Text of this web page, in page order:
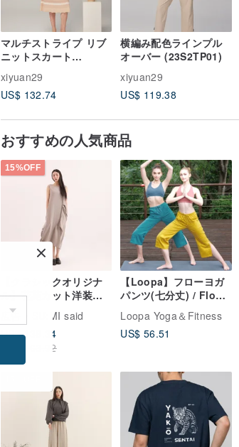
マルチストライプ リブ
ニットスカート
xiyuan29
US$ 132.74
横編み配色ラインプル
オーバー (23S2TP01)
xiyuan29
US$ 119.38
おすすめの人気商品
15%OFF
【クラシックオリジナ
ル】花苑カット洋装
_CLD020_グレー
広告
SU:MI said
US$ 139.34
US$ 163.92
【Loopa】フローヨガ
パンツ(七分丈) / Flow
Yoga pants (three-
quarter length)
Loopa Yoga＆Fitness
US$ 56.51